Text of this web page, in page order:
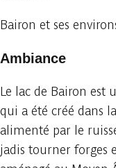
Bairon et ses
Ambiance
Le lac de Bairon est
qui a été créé dans
alimenté par le
jadis tourner forges